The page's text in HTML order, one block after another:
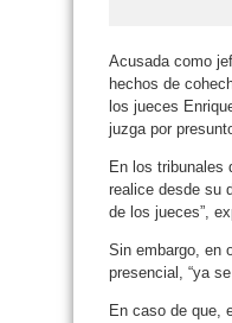
Acusada como
hechos de
los jueces
juzga por
En los tribunales
realice desde su
de los jueces”,
Sin embargo, en
presencial, “ya
En caso de que,